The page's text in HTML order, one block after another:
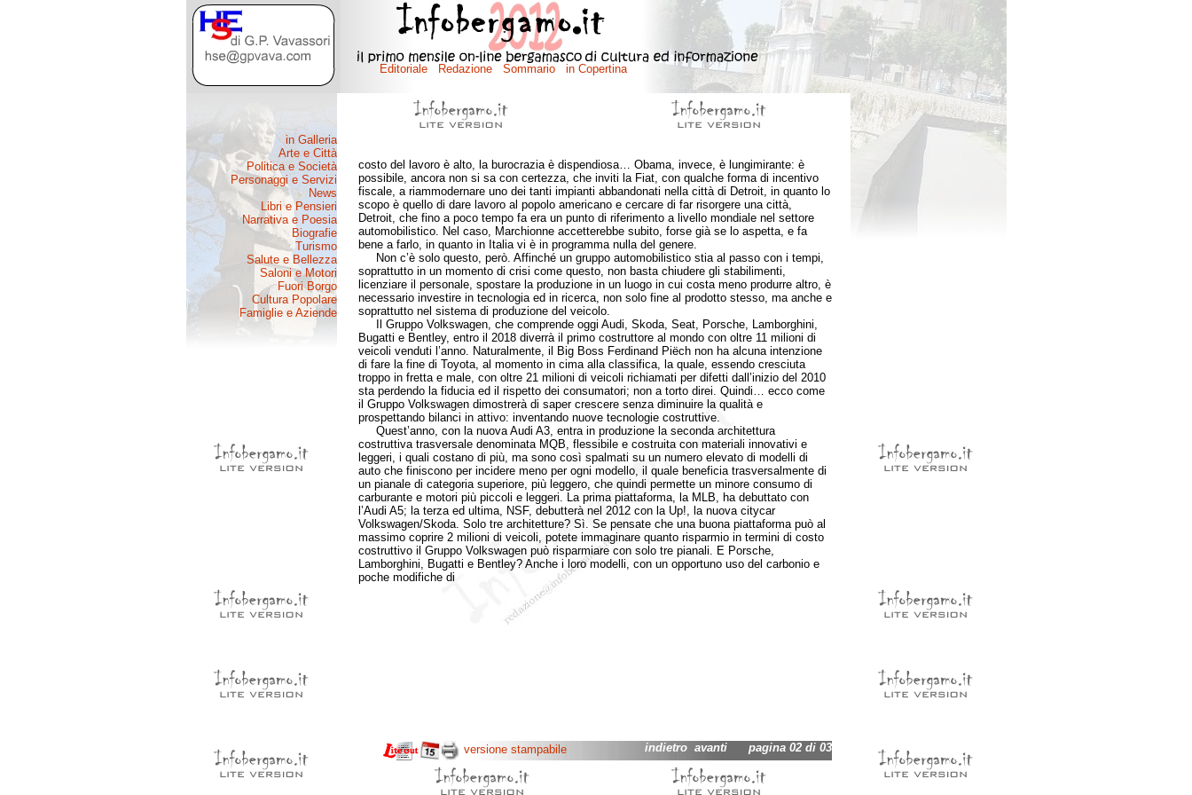
costo del lavoro è alto, la burocrazia è dispendiosa… Obama, invece, è lungimirante: è
possibile, ancora non si sa con certezza, che inviti la Fiat, con qualche forma di incentivo
fiscale, a riammodernare uno dei tanti impianti abbandonati nella città di Detroit, in quanto lo
scopo è quello di dare lavoro al popolo americano e cercare di far risorgere una città,
Detroit, che fino a poco tempo fa era un punto di riferimento a livello mondiale nel settore
automobilistico. Nel caso, Marchionne accetterebbe subito, forse già se lo aspetta, e fa
bene a farlo, in quanto in Italia vi è in programma nulla del genere.
Non c’è solo questo, però. Affinché un gruppo automobilistico stia al passo con i tempi,
soprattutto in un momento di crisi come questo, non basta chiudere gli stabilimenti,
licenziare il personale, spostare la produzione in un luogo in cui costa meno produrre altro, è
necessario investire in tecnologia ed in ricerca, non solo fine al prodotto stesso, ma anche e
soprattutto nel sistema di produzione del veicolo.
Il Gruppo Volkswagen, che comprende oggi Audi, Skoda, Seat, Porsche, Lamborghini,
Bugatti e Bentley, entro il 2018 diverrà il primo costruttore al mondo con oltre 11 milioni di
veicoli venduti l’anno. Naturalmente, il Big Boss Ferdinand Piëch non ha alcuna intenzione
di fare la fine di Toyota, al momento in cima alla classifica, la quale, essendo cresciuta
troppo in fretta e male, con oltre 21 milioni di veicoli richiamati per difetti dall’inizio del 2010
sta perdendo la fiducia ed il rispetto dei consumatori; non a torto direi. Quindi… ecco come
il Gruppo Volkswagen dimostrerà di saper crescere senza diminuire la qualità e
prospettando bilanci in attivo: inventando nuove tecnologie costruttive.
Quest’anno, con la nuova Audi A3, entra in produzione la seconda architettura
costruttiva trasversale denominata MQB, flessibile e costruita con materiali innovativi e
leggeri, i quali costano di più, ma sono così spalmati su un numero elevato di modelli di
auto che finiscono per incidere meno per ogni modello, il quale beneficia trasversalmente di
un pianale di categoria superiore, più leggero, che quindi permette un minore consumo di
carburante e motori più piccoli e leggeri. La prima piattaforma, la MLB, ha debuttato con
l’Audi A5; la terza ed ultima, NSF, debutterà nel 2012 con la Up!, la nuova citycar
Volkswagen/Skoda. Solo tre architetture? Sì. Se pensate che una buona piattaforma può al
massimo coprire 2 milioni di veicoli, potete immaginare quanto risparmio in termini di costo
costruttivo il Gruppo Volkswagen può risparmiare con solo tre pianali. E Porsche,
Lamborghini, Bugatti e Bentley? Anche i loro modelli, con un opportuno uso del carbonio e
poche modifiche di
versione stampabile indietro avantipagina 02 di 03